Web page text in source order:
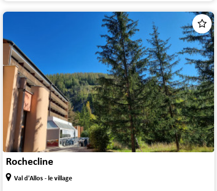
Rochecline
Val d'Allos - le village